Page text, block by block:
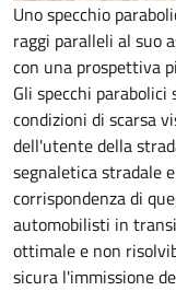
Uno specchio
raggi paralleli al suo
con una prospettiva
Gli specchi
condizioni di scarsa
dell'utente della
segnaletica stradale
corrispondenza di
automobilisti in
ottimale e non
sicura l'immissione